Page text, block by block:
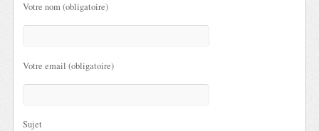
Votre nom (obligatoire)
Votre email (obligatoire)
Sujet